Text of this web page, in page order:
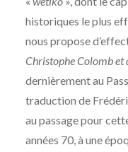
historiques le plus
nous propose
Christophe Colomb et
dernièrement au
traduction de
au passage pour
années 70, à une